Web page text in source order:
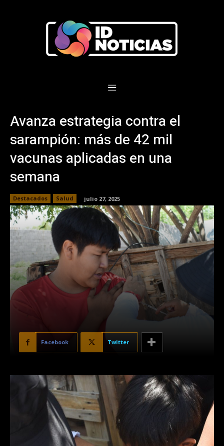
Avanza estrategia contra el
sarampión: más de 42 mil
vacunas aplicadas en una
semana
Destacados Salud julio 27, 2025
Facebook Twitter